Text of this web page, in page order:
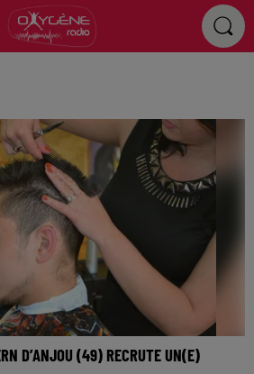
D’ANJOU (49) RECRUTE UN(E)